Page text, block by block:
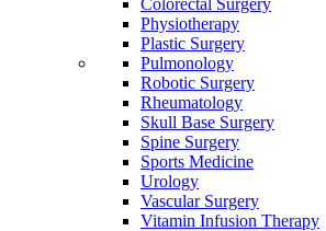
Physiotherapy
Plastic Surgery
Pulmonology
Robotic Surgery
Rheumatology
Skull Base Surgery
Spine Surgery
Sports Medicine
Urology
Vascular Surgery
Vitamin Infusion Therapy